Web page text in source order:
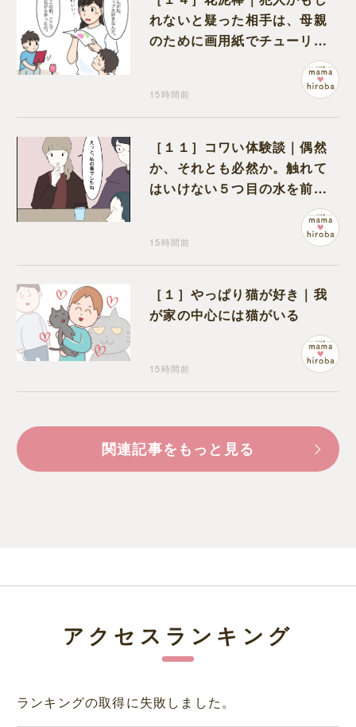
れないと疑った相手は、母親
のために画用紙でチューリッ
プを作っていただけだった
15時間前
［１１］コワい体験談｜偶然
か、それとも必然か。触れて
はいけない５つ目の水を前に
15時間前
［１］やっぱり猫が好き｜我
が家の中心には猫がいる
15時間前
関連記事をもっと見る
アクセスランキング
ランキングの取得に失敗しました。